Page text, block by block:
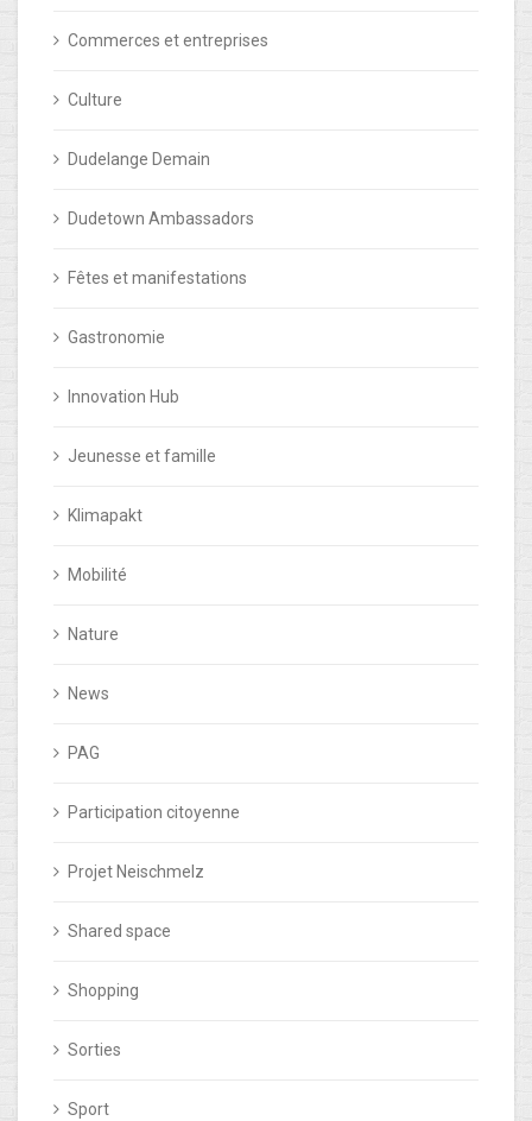
Commerces et entreprises
Culture
Dudelange Demain
Dudetown Ambassadors
Fêtes et manifestations
Gastronomie
Innovation Hub
Jeunesse et famille
Klimapakt
Mobilité
Nature
News
PAG
Participation citoyenne
Projet Neischmelz
Shared space
Shopping
Sorties
Sport